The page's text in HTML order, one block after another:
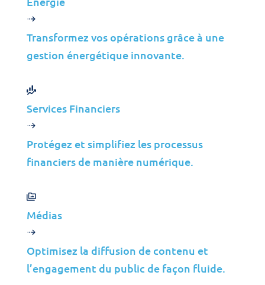
Transformez vos opérations grâce à une
gestion énergétique innovante.
Services Financiers
Protégez et simplifiez les processus
financiers de manière numérique.
Médias
Optimisez la diffusion de contenu et
l’engagement du public de façon fluide.
ISP
VAR
Aperçu du Partenariat
Pourquoi Jolera?
Offres d’Emploi
Direction
Contact
©2026 Jolera Inc., Tous droits réservés.
Conditions d’Utilisation
Utilisation Acceptable
RGPD
LinkedIn
Instagram